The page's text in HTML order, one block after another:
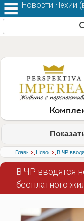
Главная›Новости›
В ЧР вводятся
бесплатного
Новости Чехии (